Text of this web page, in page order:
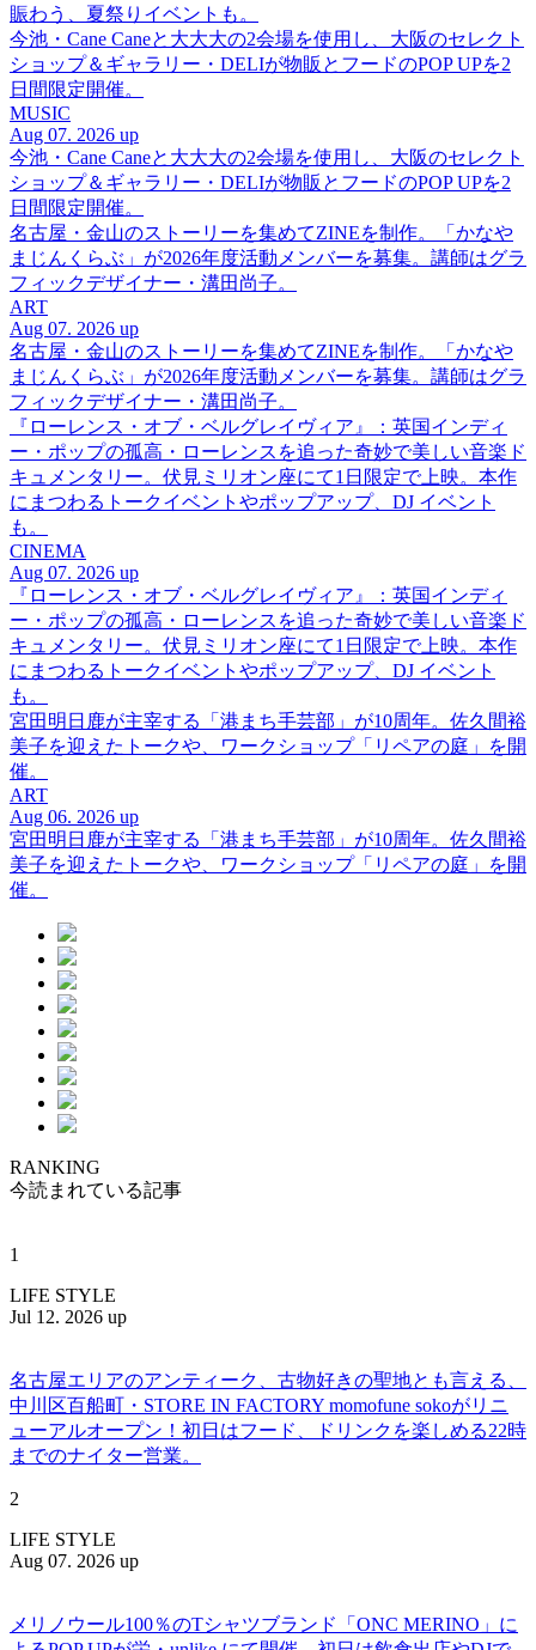
賑わう、夏祭りイベントも。
今池・Cane Caneと大大大の2会場を使用し、大阪のセレクト
ショップ＆ギャラリー・DELIが物販とフードのPOP UPを2
日間限定開催。
MUSIC
Aug 07. 2026 up
今池・Cane Caneと大大大の2会場を使用し、大阪のセレクト
ショップ＆ギャラリー・DELIが物販とフードのPOP UPを2
日間限定開催。
名古屋・金山のストーリーを集めてZINEを制作。「かなや
まじんくらぶ」が2026年度活動メンバーを募集。講師はグラ
フィックデザイナー・溝田尚子。
ART
Aug 07. 2026 up
名古屋・金山のストーリーを集めてZINEを制作。「かなや
まじんくらぶ」が2026年度活動メンバーを募集。講師はグラ
フィックデザイナー・溝田尚子。
『ローレンス・オブ・ベルグレイヴィア』：英国インディ
ー・ポップの孤高・ローレンスを追った奇妙で美しい音楽ド
キュメンタリー。伏見ミリオン座にて1日限定で上映。本作
にまつわるトークイベントやポップアップ、DJ イベント
も。
CINEMA
Aug 07. 2026 up
『ローレンス・オブ・ベルグレイヴィア』：英国インディ
ー・ポップの孤高・ローレンスを追った奇妙で美しい音楽ド
キュメンタリー。伏見ミリオン座にて1日限定で上映。本作
にまつわるトークイベントやポップアップ、DJ イベント
も。
宮田明日鹿が主宰する「港まち手芸部」が10周年。佐久間裕
美子を迎えたトークや、ワークショップ「リペアの庭」を開
催。
ART
Aug 06. 2026 up
宮田明日鹿が主宰する「港まち手芸部」が10周年。佐久間裕
美子を迎えたトークや、ワークショップ「リペアの庭」を開
催。
RANKING
今読まれている記事
1
LIFE STYLE
Jul 12. 2026 up
名古屋エリアのアンティーク、古物好きの聖地とも言える、
中川区百船町・STORE IN FACTORY momofune sokoがリニ
ューアルオープン！初日はフード、ドリンクを楽しめる22時
までのナイター営業。
2
LIFE STYLE
Aug 07. 2026 up
メリノウール100％のTシャツブランド「ONC MERINO」に